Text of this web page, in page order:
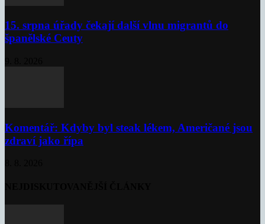
15. srpna úřady čekají další vlnu migrantů do
španělské Ceuty
Komentář: Kdyby byl steak lékem, Američané jsou
zdraví jako řípa